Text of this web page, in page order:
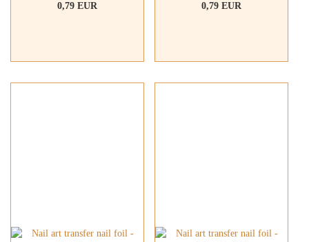
0,79 EUR 0,79 EUR